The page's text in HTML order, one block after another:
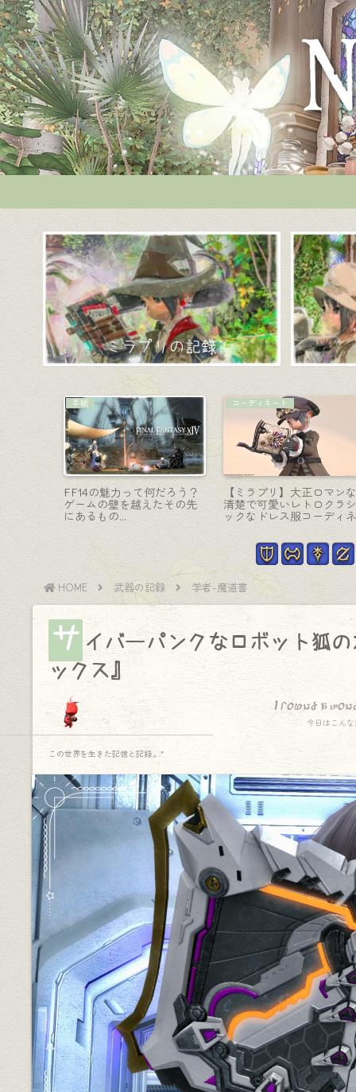
ミラプリの記録
マウント
高速な赤い機体『ネロ専用
魔導アーマー・レッドバロ
ン』
占星術師-天球儀
これは超新星爆発スーパー
ノヴァ！？占星術師のアニ
マウェポン (AW) 第七段階
『カノープス』
HOME 武器の記録 学者-魔道書
サ イバーパンクなロボット狐
ックス』
I found a
今日はこん
この世界を生きた記憶と記録.｡.:*